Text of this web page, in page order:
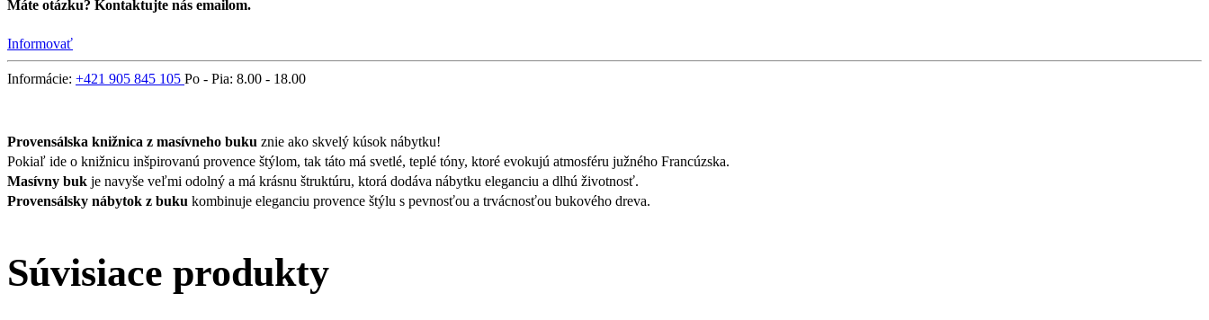
Máte otázku? Kontaktujte nás emailom.
Informovať
Informácie: +421 905 845 105 Po - Pia: 8.00 - 18.00
Provensálska knižnica z masívneho buku znie ako skvelý kúsok nábytku!
Pokiaľ ide o knižnicu inšpirovanú provence štýlom, tak táto má svetlé, teplé tóny, ktoré evokujú atmosféru južného Francúzska.
Masívny buk je navyše veľmi odolný a má krásnu štruktúru, ktorá dodáva nábytku eleganciu a dlhú životnosť.
Provensálsky nábytok z buku kombinuje eleganciu provence štýlu s pevnosťou a trvácnosťou bukového dreva.
Súvisiace produkty